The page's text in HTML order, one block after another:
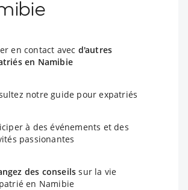
en contact avec d'autres
en Namibie
notre guide pour expatriés
à des événements et des
passionantes
des conseils sur la vie
en Namibie